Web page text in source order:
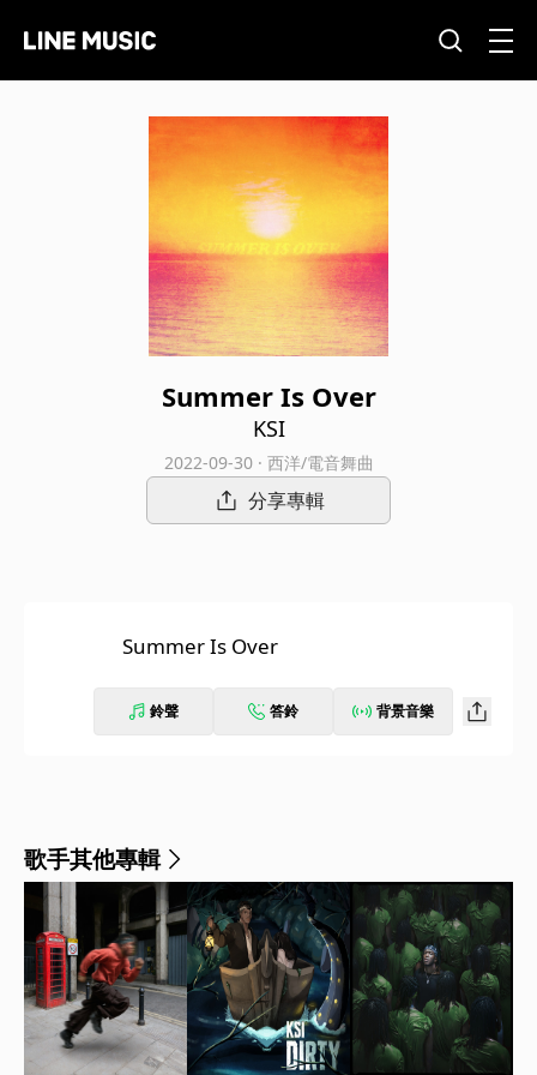
Summer Is Over
KSI
2022-09-30 · 西洋/電音舞曲
分享專輯
Summer Is Over
鈴聲 答鈴 背景音樂
歌手其他專輯